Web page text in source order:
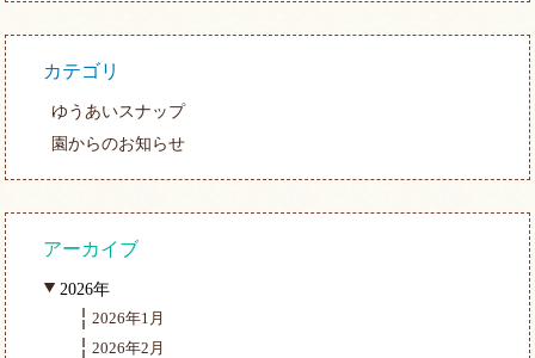
カテゴリ
ゆうあいスナップ
園からのお知らせ
アーカイブ
2026年
2026年1月
2026年2月